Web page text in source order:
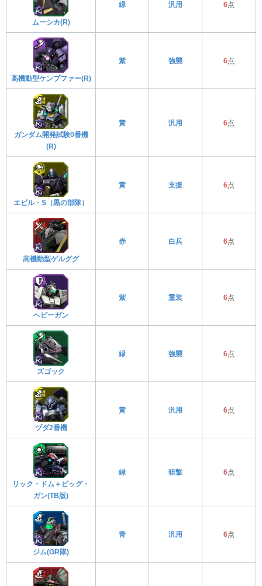
ムーシカ(R)
緑 汎用 6点
高機動型ケンプファー(R)
紫 強襲 6点
ガンダム開発試験0番機
(R)
黄 汎用 6点
エビル・S（黒の部隊）
黄 支援 6点
高機動型ゲルググ
赤 白兵 6点
ヘビーガン
紫 重装 6点
ズゴック
緑 強襲 6点
ヅダ2番機
黄 汎用 6点
リック・ドム＋ビッグ・
ガン(TB版)
緑 狙撃 6点
ジム(GR隊)
青 汎用 6点